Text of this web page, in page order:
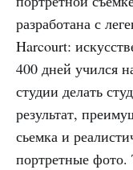
разработана с
Harcourt:
400 дней учился
студии делать
результат,
сьемка и
портретные фото.